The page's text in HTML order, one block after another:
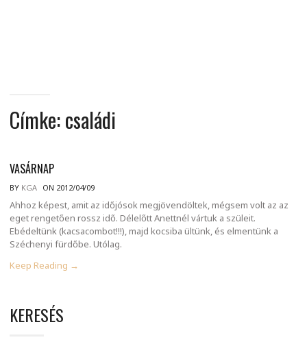
Címke:családi
VASÁRNAP
BY KGA ON 2012/04/09
Ahhoz képest, amit az időjósok megjövendöltek, mégsem volt az az
eget rengetően rossz idő. Délelőtt Anettnél vártuk a szüleit.
Ebédeltünk (kacsacombot!!!), majd kocsiba ültünk, és elmentünk a
Széchenyi fürdőbe. Utólag.
Keep Reading →
KERESÉS